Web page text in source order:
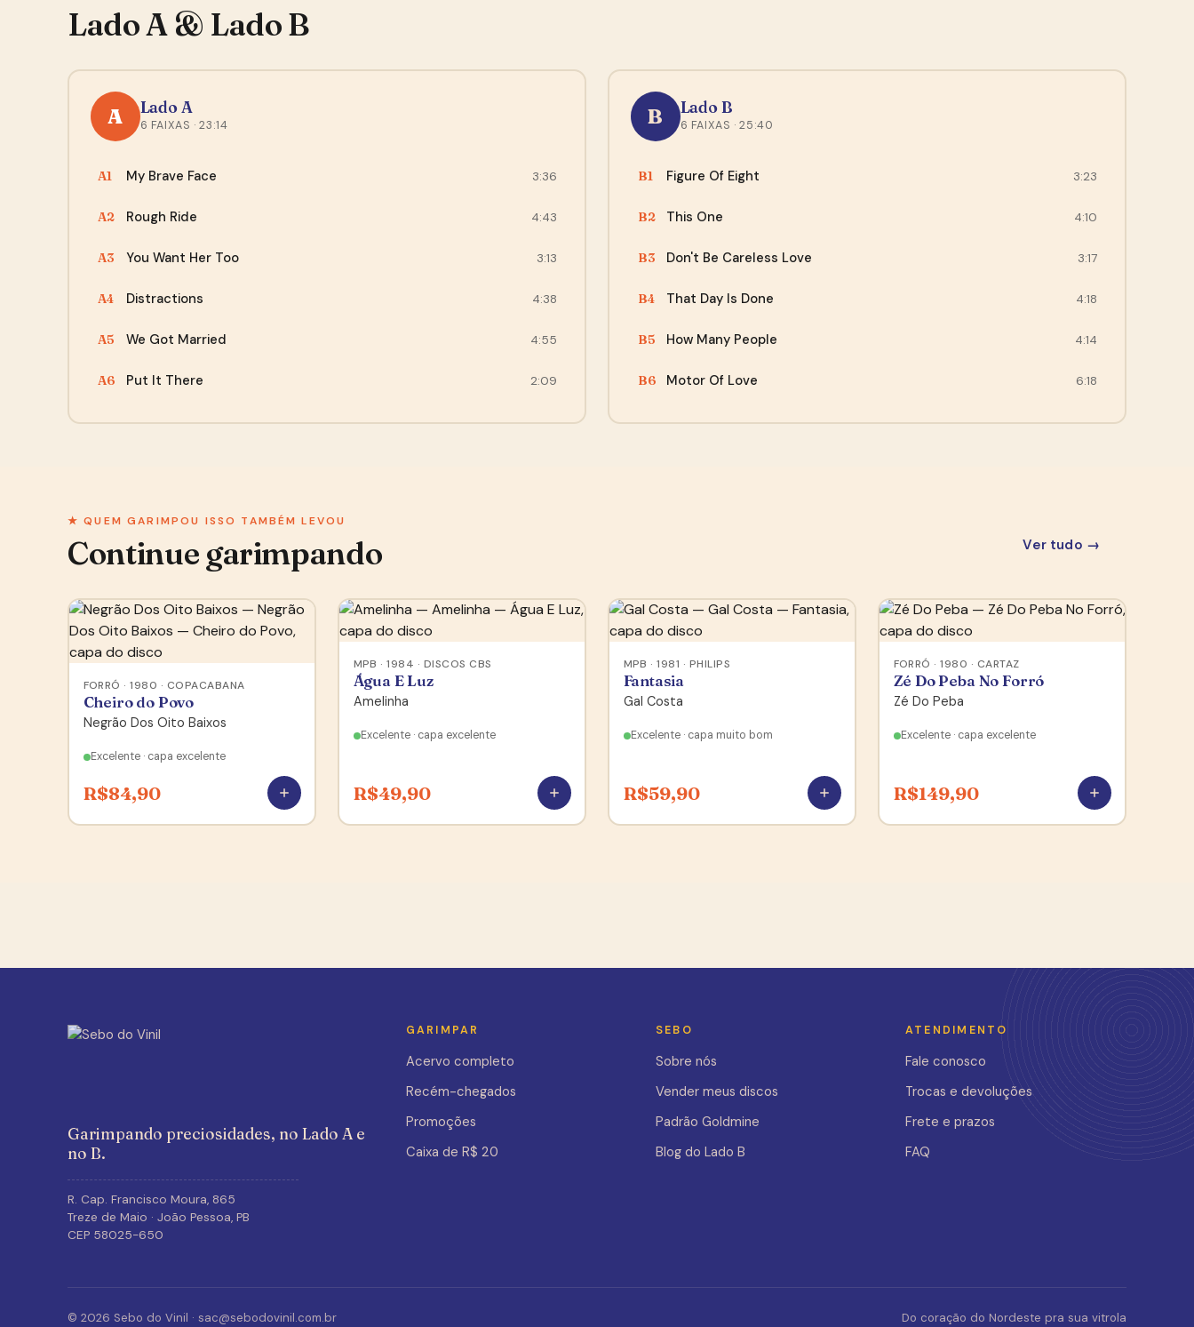
Lado A & Lado B
A Lado A
6 FAIXAS · 23:14
A1 My Brave Face 3:36
A2 Rough Ride 4:43
A3 You Want Her Too 3:13
A4 Distractions 4:38
A5 We Got Married 4:55
A6 Put It There 2:09
B Lado B
6 FAIXAS · 25:40
B1 Figure Of Eight 3:23
B2 This One 4:10
B3 Don't Be Careless Love 3:17
B4 That Day Is Done 4:18
B5 How Many People 4:14
B6 Motor Of Love 6:18
★ QUEM GARIMPOU ISSO TAMBÉM LEVOU
Continue garimpando Ver tudo →
FORRÓ · 1980 · COPACABANA
Cheiro do Povo
Negrão Dos Oito Baixos
Excelente · capa excelente
R$84,90
MPB · 1984 · DISCOS CBS
Água E Luz
Amelinha
Excelente · capa excelente
R$49,90
MPB · 1981 · PHILIPS
Fantasia
Gal Costa
Excelente · capa muito bom
R$59,90
FORRÓ · 1980 · CARTAZ
Zé Do Peba No Forró
Zé Do Peba
Excelente · capa excelente
R$149,90
Garimpando preciosidades, no Lado A e
no B.
R. Cap. Francisco Moura, 865
Treze de Maio · João Pessoa, PB
CEP 58025-650
GARIMPAR
Acervo completo
Recém-chegados
Promoções
Caixa de R$ 20
SEBO
Sobre nós
Vender meus discos
Padrão Goldmine
Blog do Lado B
ATENDIMENTO
Fale conosco
Trocas e devoluções
Frete e prazos
FAQ
© 2026 Sebo do Vinil · sac@sebodovinil.com.br Do coração do Nordeste pra sua vitrola
&#8211; Trilha Sonora
Various